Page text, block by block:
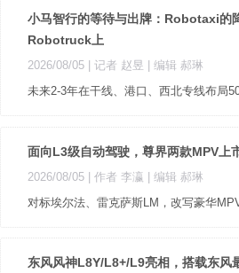
小马智行的等待与出牌：Robotaxi的
Robotruck上
2026/08/05 | 记者 赵昱
| 编辑 郝琳
未来2-3年在干线、港口、西北专线布局
面向L3级自动驾驶，尊界两款MPV上
2026/08/05 | 作者 李瀛
| 编辑 郝琳
对标埃尔法、雷克萨斯LM，改写豪华
东风风神L8Y/L8+/L9亮相，搭载东风